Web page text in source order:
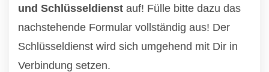
und Schlüsseldienst auf! Fülle bitte dazu das
nachstehende Formular vollständig aus! Der
Schlüsseldienst wird sich umgehend mit Dir in
Verbindung setzen.